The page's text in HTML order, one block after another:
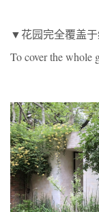
▼花园完全覆盖
To cover the whole